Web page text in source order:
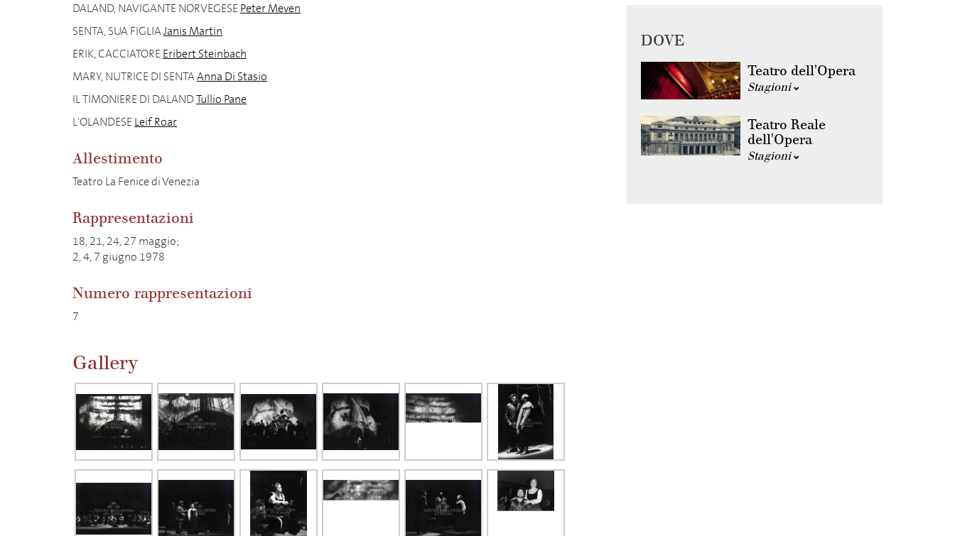
DALAND, NAVIGANTE NORVEGESE Peter Meven
SENTA, SUA FIGLIAJanis Martin
ERIK, CACCIATORE Eribert Steinbach
MARY, NUTRICE DI SENTAAnna Di Stasio
IL TIMONIERE DI DALANDTullio Pane
L'OLANDESE Leif Roar
Allestimento
Teatro La Fenice di Venezia
Rappresentazioni
18, 21, 24, 27 maggio;
2, 4, 7 giugno 1978
Numero rappresentazioni
7
Gallery
DOVE
Teatro dell'Opera
Stagioni
Teatro Reale
dell'Opera
Stagioni